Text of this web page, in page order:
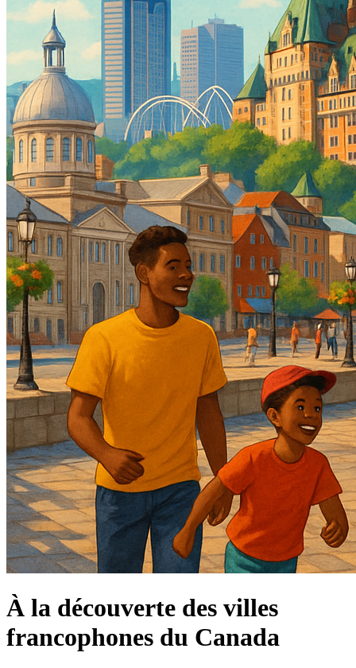
À la découverte des villes
francophones du Canada